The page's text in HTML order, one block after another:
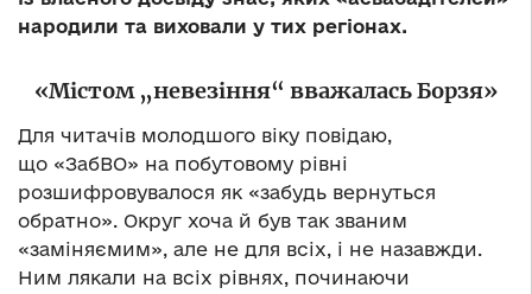
народили та виховали у тих регіонах.
«Містом „невезіння“ вважалась Борзя»
Для читачів молодшого віку повідаю,
що «ЗабВО» на побутовому рівні
розшифровувалося як «забудь вернуться
обратно». Округ хоча й був так званим
«заміняємим», але не для всіх, і не назавжди.
Ним лякали на всіх рівнях, починаючи